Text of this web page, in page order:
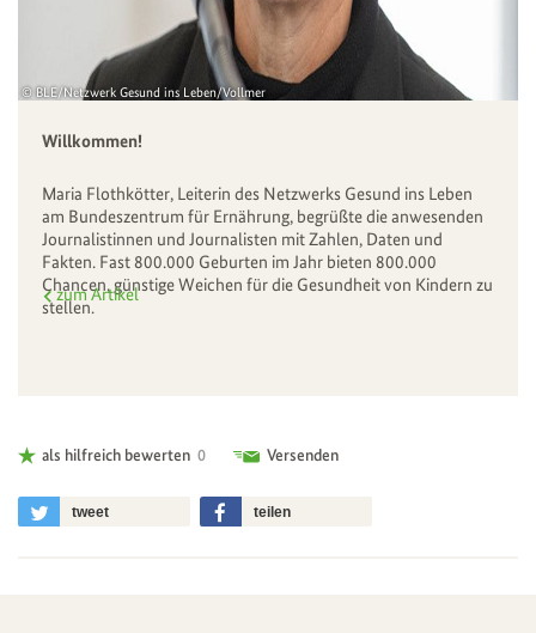
BLE/Netzwerk Gesund ins Leben/Vollmer
Willkommen!
Maria Flothkötter, Leiterin des Netzwerks Gesund ins Leben
am Bundeszentrum für Ernährung, begrüßte die anwesenden
Journalistinnen und Journalisten mit Zahlen, Daten und
Fakten. Fast 800.000 Geburten im Jahr bieten 800.000
Chancen, günstige Weichen für die Gesundheit von Kindern zu
stellen.
zum Artikel
als hilfreich bewerten 0 Versenden
tweet teilen